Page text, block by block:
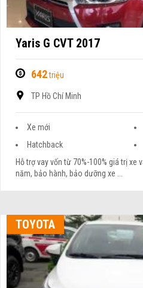
Yaris G CVT 2017
642triệu
TP Hồ Chí Minh
Xe mới
Hatchback
Hỗ trợ vay vốn từ 70%-100% giá trị xe
năm, bảo hành, bảo dưỡng xe ...
TOYOTA